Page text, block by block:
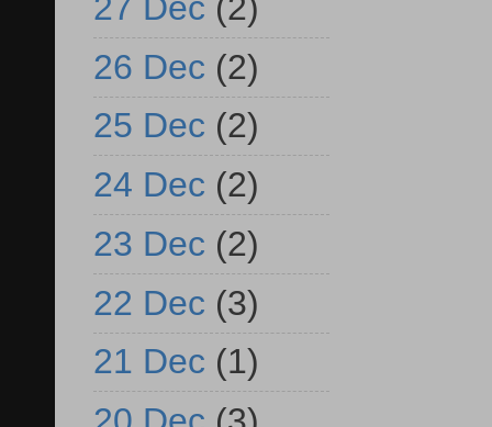
26 Dec (2)
25 Dec (2)
24 Dec (2)
23 Dec (2)
22 Dec (3)
21 Dec (1)